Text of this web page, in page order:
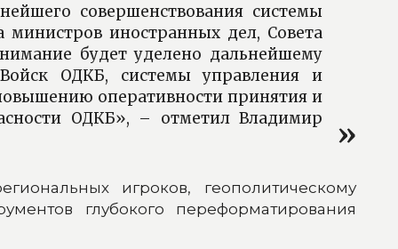
совершенствования системы
министров иностранных дел, Совета
будет уделено дальнейшему
ОДКБ, системы управления и
оперативности принятия и
ОДКБ», – отметил Владимир
игроков, геополитическому
глубокого переформатирования